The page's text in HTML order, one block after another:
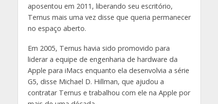
aposentou em 2011, liberando seu escritório,
Ternus mais uma vez disse que queria permanecer
no espaço aberto.
Em 2005, Ternus havia sido promovido para
liderar a equipe de engenharia de hardware da
Apple para iMacs enquanto ela desenvolvia a série
G5, disse Michael D. Hillman, que ajudou a
contratar Ternus e trabalhou com ele na Apple por